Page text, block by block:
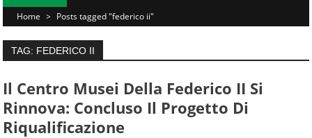
Home > Posts tagged "federico ii"
TAG: FEDERICO II
Il Centro Musei Della Federico II Si
Rinnova: Concluso Il Progetto Di
Riqualificazione